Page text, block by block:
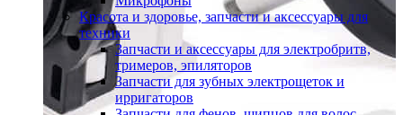
Красота и здоровье, запчасти и аксессуары для
техники
Запчасти и аксессуары для электробритв,
тримеров, эпиляторов
Запчасти для зубных электрощеток и
ирригаторов